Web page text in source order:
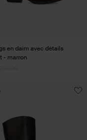
en daim avec détails
- marron